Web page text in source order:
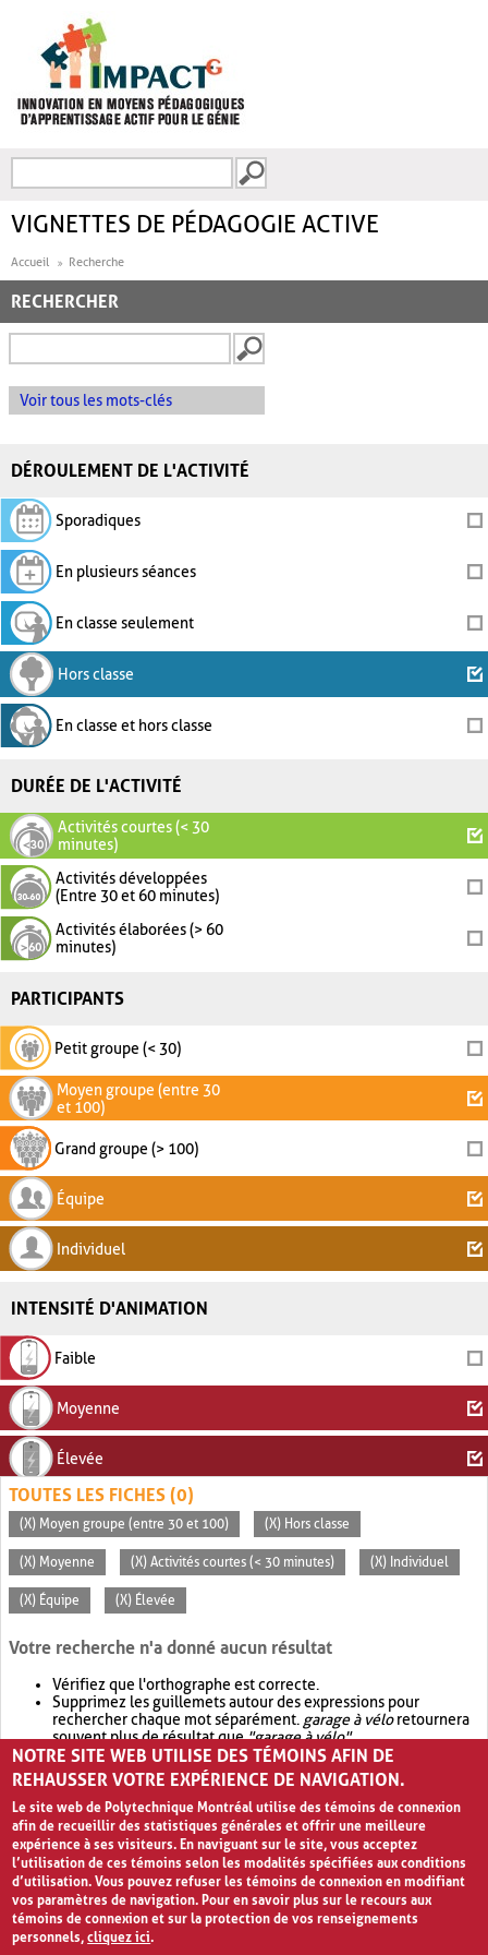
FORMULAIRE DE
VIGNETTES DE PÉDAGOGIE ACTIVE
Accueil Recherche
RECHERCHER
Voir tous les mots-clés
DÉROULEMENT DE L'ACTIVITÉ
Sporadiques
En plusieurs séances
En classe seulement
Hors classe
En classe et hors classe
DURÉE DE L'ACTIVITÉ
Activités courtes (< 30
minutes)
Activités développées
(Entre 30 et 60 minutes)
Activités élaborées (> 60
minutes)
PARTICIPANTS
Petit groupe (< 30)
Moyen groupe (entre 30
et 100)
Grand groupe (> 100)
Équipe
Individuel
INTENSITÉ D'ANIMATION
Faible
Moyenne
Élevée
TOUTES LES FICHES (0)
(X) Moyen groupe (entre 30 et 100) (X) Hors classe
(X) Moyenne (X) Activités courtes (< 30 minutes) (X) Individuel
(X) Équipe (X) Élevée
Votre recherche n'a donné aucun résultat
Vérifiez que l'orthographe est correcte.
Supprimez les guillemets autour des expressions pour
rechercher chaque mot séparément. garage à véloretournera
souvent plus de résultat que"garage à vélo".
Envisagez d'élargir votre recherche avec OR.garage OR vélo
retournera souvent plus de résultat quegarage à vélo
NOTRE SITE WEB UTILISE DES TÉMOINS AFIN DE
REHAUSSER VOTRE EXPÉRIENCE DE NAVIGATION.
Le site web de Polytechnique Montréal utilise des témoins de connexion
afin de recueillir des statistiques générales et offrir une meilleure
expérience à ses visiteurs. En naviguant sur le site, vous acceptez
l’utilisation de ces témoins selon les modalités spécifiées aux conditions
d’utilisation. Vous pouvez refuser les témoins de connexion en modifiant
vos paramètres de navigation. Pour en savoir plus sur le recours aux
témoins de connexion et sur la protection de vos renseignements
personnels,cliquez ici.